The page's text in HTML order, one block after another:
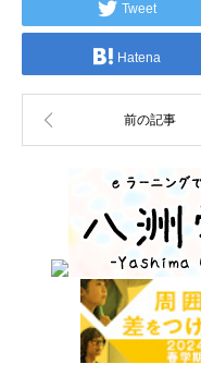
Tweet
Hatena